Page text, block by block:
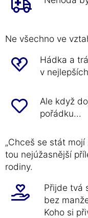
Ne všechno ve
Hádka a
v
Ale když
pořádku...
„Chceš se stát mojí
tou nejúžasnější
rodiny.
Přijde tvá
bez
Koho si